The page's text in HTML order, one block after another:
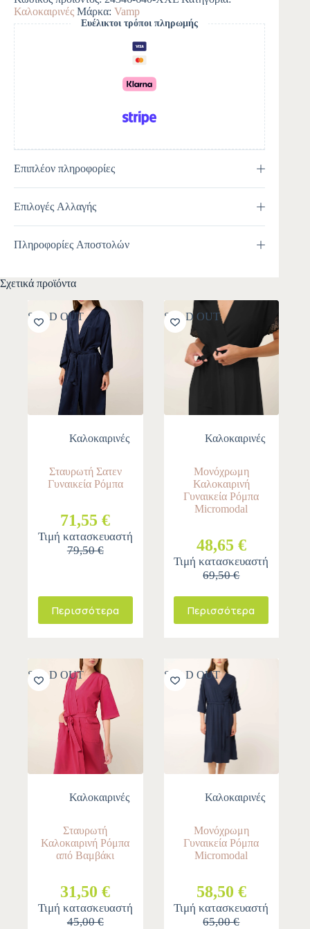
r
n
a
t
i
v
e
:
Καλοκαιρινές Μάρκα: Vamp
Ευέλικτοι τρόποι πληρωμής
Επιπλέον πληροφορίες
Επιλογές Αλλαγής
Πληροφορίες Αποστολών
Σχετικά προϊόντα
SOLD OUT
Καλοκαιρινές
Σταυρωτή Σατεν
Γυναικεία Ρόμπα
71,55 €
Τιμή κατασκευαστή
79,50 €
Περισσότερα
SOLD OUT
Καλοκαιρινές
Μονόχρωμη
Καλοκαιρινή
Γυναικεία Ρόμπα
Micromodal
48,65 €
Τιμή κατασκευαστή
69,50 €
Περισσότερα
SOLD OUT
Καλοκαιρινές
Σταυρωτή
Καλοκαιρινή Ρόμπα
από Βαμβάκι
31,50 €
Τιμή κατασκευαστή
45,00 €
SOLD OUT
Καλοκαιρινές
Μονόχρωμη
Γυναικεία Ρόμπα
Micromodal
58,50 €
Τιμή κατασκευαστή
65,00 €